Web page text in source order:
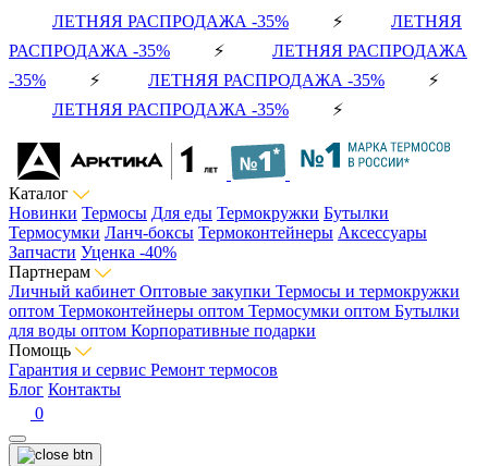
ЛЕТНЯЯ РАСПРОДАЖА -35% ⚡ ЛЕТНЯЯ
РАСПРОДАЖА -35% ⚡ ЛЕТНЯЯ РАСПРОДАЖА
-35% ⚡ ЛЕТНЯЯ РАСПРОДАЖА -35% ⚡
ЛЕТНЯЯ РАСПРОДАЖА -35% ⚡
Каталог
Новинки Термосы Для еды Термокружки Бутылки
Термосумки Ланч-боксы Термоконтейнеры Аксессуары
Запчасти Уценка -40%
Партнерам
Личный кабинет Оптовые закупки Термосы и термокружки
оптом Термоконтейнеры оптом Термосумки оптом Бутылки
для воды оптом Корпоративные подарки
Помощь
Гарантия и сервис Ремонт термосов
Блог Контакты
0